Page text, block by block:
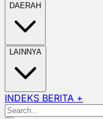
DAERAH
LAINNYA
INDEKS BERITA +